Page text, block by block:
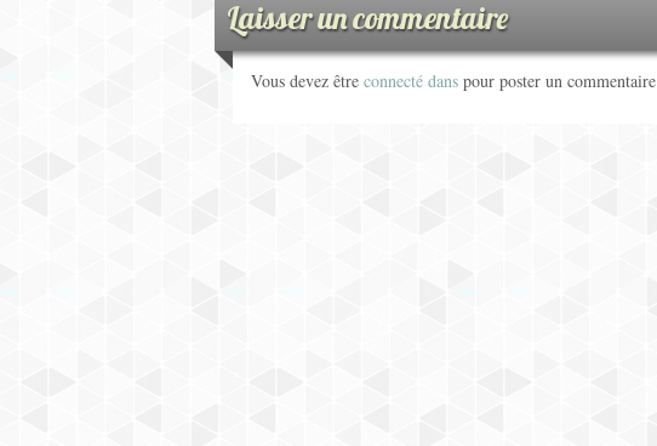
Laisser un commentaire
Vous devez être connecté dans pour poster un commentaire